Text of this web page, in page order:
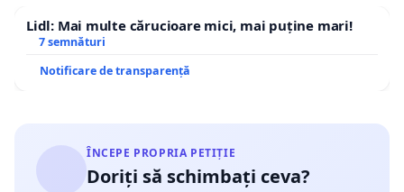
Lidl: Mai multe cărucioare mici, mai puține mari!
7 semnături
Notificare de transparență
ÎNCEPE PROPRIA PETIȚIE
Doriți să schimbați ceva?